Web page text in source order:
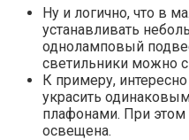
Ну и логично, что в
устанавливать
одноламповый
светильники можно
К примеру,
украсить
плафонами. При этом
освещена.